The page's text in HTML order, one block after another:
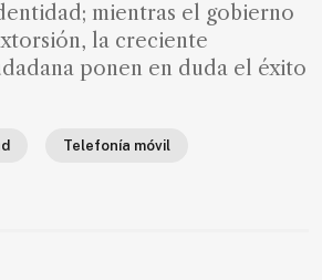
mientras el gobierno
la creciente
ponen en duda el éxito
Telefonía móvil